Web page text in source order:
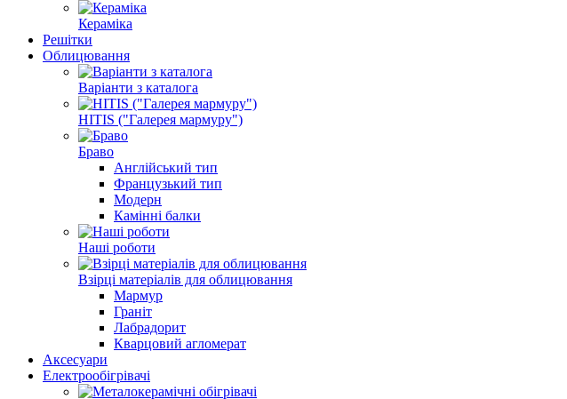
Кераміка
Решітки
Облицювання
Варіанти з каталога
HITIS ("Галерея мармуру")
Браво
Англійський тип
Французький тип
Модерн
Камінні балки
Наші роботи
Взірці матеріалів для облицювання
Мармур
Граніт
Лабрадорит
Кварцовий агломерат
Аксесуари
Електрообігрівачі